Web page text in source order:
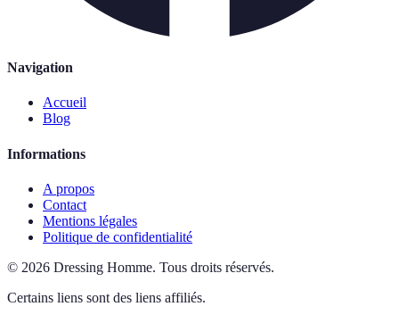
Navigation
Accueil
Blog
Informations
A propos
Contact
Mentions légales
Politique de confidentialité
© 2026 Dressing Homme. Tous droits réservés.
Certains liens sont des liens affiliés.